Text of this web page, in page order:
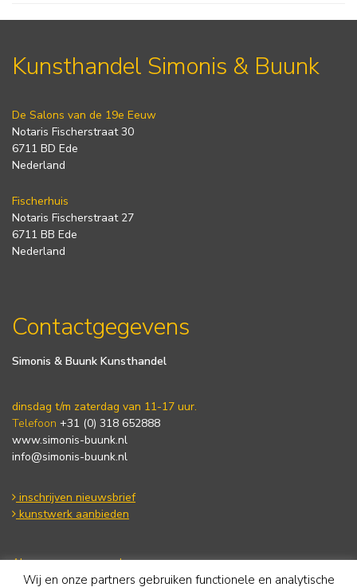
Kunsthandel Simonis & Buunk
De Salons van de 19e Eeuw
Notaris Fischerstraat 30
6711 BD Ede
Nederland
Fischerhuis
Notaris Fischerstraat 27
6711 BB Ede
Nederland
Contactgegevens
Simonis & Buunk Kunsthandel
dinsdag t/m zaterdag van 11-17 uur.
Telefoon +31 (0) 318 652888
www.simonis-buunk.nl
info@simonis-buunk.nl
inschrijven nieuwsbrief
kunstwerk aanbieden
Algemene voorwaarden
Privacy statement
Wij en onze partners gebruiken functionele en analytische